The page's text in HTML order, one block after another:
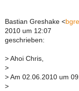
Bastian Greshake <
2010 um 12:07
geschrieben:
> Ahoi Chris,
>
> Am 02.06.2010 um
>